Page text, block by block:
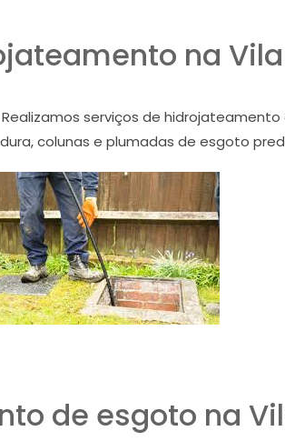
na
serviços de
colunas e plumadas de esgoto
de esgoto na